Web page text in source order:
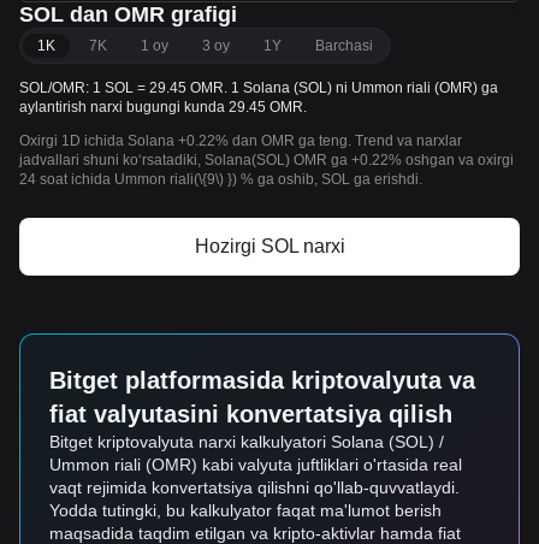
SOL dan OMR grafigi
1K 7K 1 oy 3 oy 1Y Barchasi
SOL/OMR: 1 SOL = 29.45 OMR. 1 Solana (SOL) ni Ummon riali (OMR) ga
aylantirish narxi bugungi kunda 29.45 OMR.
Oxirgi 1D ichida Solana +0.22% dan OMR ga teng. Trend va narxlar
jadvallari shuni koʻrsatadiki, Solana(SOL) OMR ga +0.22% oshgan va oxirgi
24 soat ichida Ummon riali(\{9\) }) % ga oshib, SOL ga erishdi.
Hozirgi SOL narxi
Bitget platformasida kriptovalyuta va
fiat valyutasini konvertatsiya qilish
Bitget kriptovalyuta narxi kalkulyatori Solana (SOL) /
Ummon riali (OMR) kabi valyuta juftliklari o'rtasida real
vaqt rejimida konvertatsiya qilishni qo'llab-quvvatlaydi.
Yodda tutingki, bu kalkulyator faqat ma'lumot berish
maqsadida taqdim etilgan va kripto-aktivlar hamda fiat